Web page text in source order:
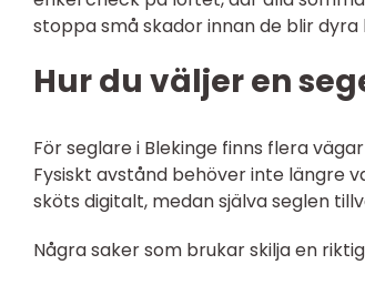
stoppa små skador innan de blir
Hur du väljer en
För seglare i Blekinge finns flera
Fysiskt avstånd behöver inte längre
sköts digitalt, medan själva seglen
Några saker som brukar skilja en